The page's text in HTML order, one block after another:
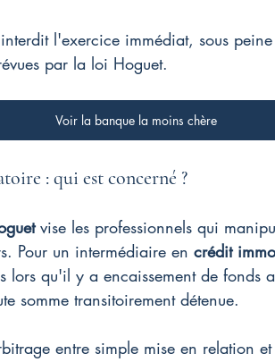
l'exercice immédiat, sous
par la loi Hoguet.
Voir la banque la moins chère
: qui est concerné ?
vise les professionnels qui
Pour un intermédiaire en crédit
lors qu'il y a encaissement de fonds
somme transitoirement détenue.
entre simple mise en relation